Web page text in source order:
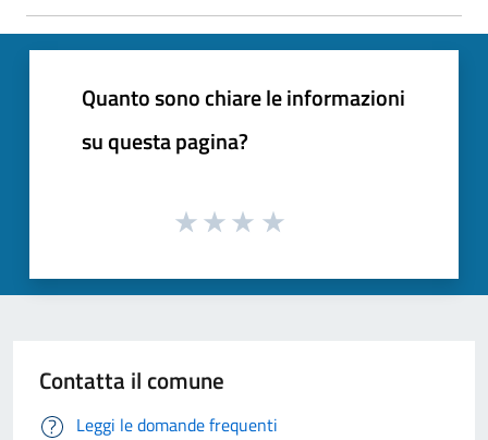
Quanto sono chiare le informazioni
su questa pagina?
Contatta il comune
Leggi le domande frequenti